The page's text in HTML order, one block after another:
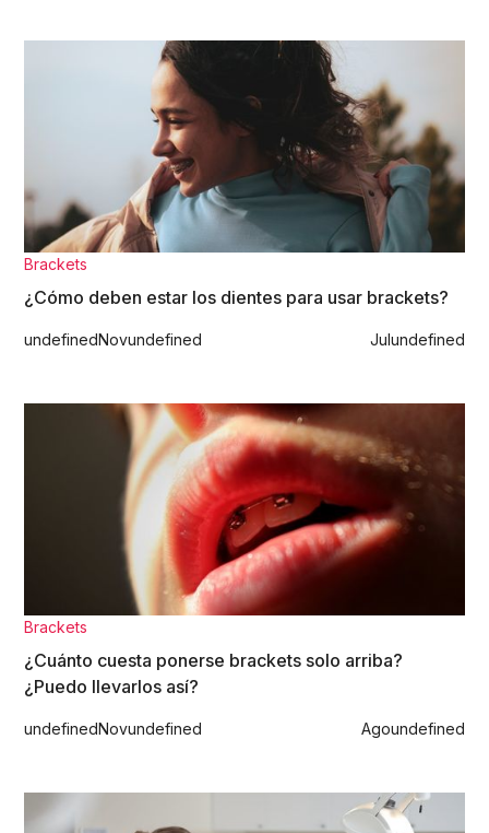
Brackets
¿Cómo deben estar los dientes para usar brackets?
undefinedNovundefined Julundefined
Brackets
¿Cuánto cuesta ponerse brackets solo arriba?
¿Puedo llevarlos así?
undefinedNovundefined Agoundefined